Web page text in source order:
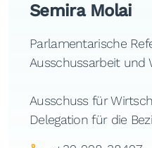
Semira Molai
Parlamentarische
Ausschussarbeit und
Ausschuss für
Delegation für die